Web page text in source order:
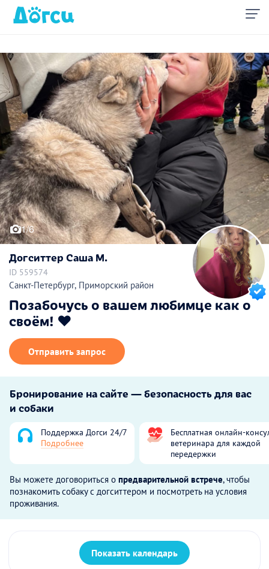
1/6
Догситтер Саша М.
ID 559574
Санкт-Петербург, Приморский район
Позабочусь о вашем любимце как о
своём! ❤️
Отправить запрос
Бронирование на сайте — безопасность для вас
и собаки
Поддержка Догси 24/7
Подробнее
Бесплатная онлайн-
ветеринара для каждой
передержки
Вы можете договориться о предварительной встрече, чтобы
познакомить собаку с догситтером и посмотреть на условия
проживания.
Показать календарь